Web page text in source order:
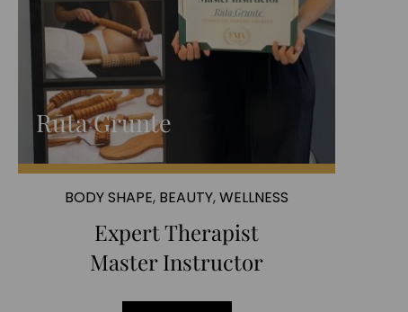
Rūta Grunte
BODY SHAPE, BEAUTY,WELLNESS
Expert Therapist
Master Instructor